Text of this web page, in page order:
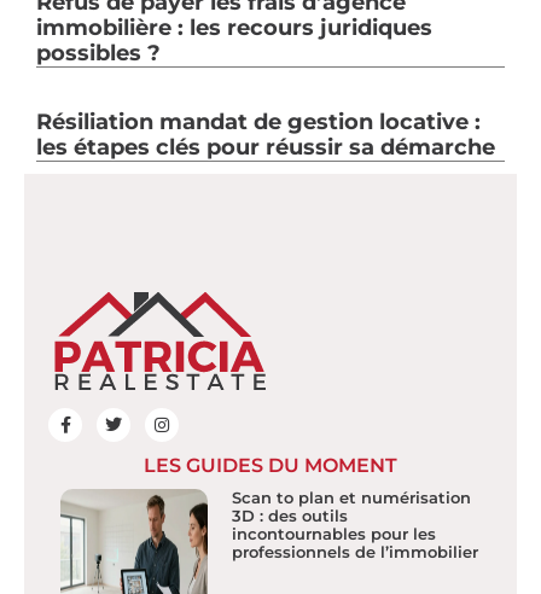
immobilière : les recours juridiques
possibles ?
Résiliation mandat de gestion locative :
les étapes clés pour réussir sa démarche
LES GUIDES DU MOMENT
Scan to plan et numérisation
3D : des outils
incontournables pour les
professionnels de l’immobilier